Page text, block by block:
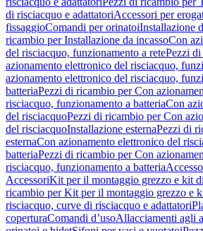
di risciacquo e adattatoriAccessori per
fissaggioComandi per orinatoiInstallazione
ricambio per Installazione da incassoCon
del risciacquo, funzionamento a retePezzi
azionamento elettronico del risciacquo,
azionamento elettronico del risciacquo,
batteriaPezzi di ricambio per Con
risciacquo, funzionamento a batteriaCon
del risciacquoPezzi di ricambio per Con
del risciacquoInstallazione esternaPezzi di
esternaCon azionamento elettronico del
batteriaPezzi di ricambio per Con
risciacquo, funzionamento a batteria
AccessoriKit per il montaggio grezzo e kit
ricambio per Kit per il montaggio grezzo e
risciacquo, curve di risciacquo e adattatori
coperturaComandi d’usoAllacciamenti agli